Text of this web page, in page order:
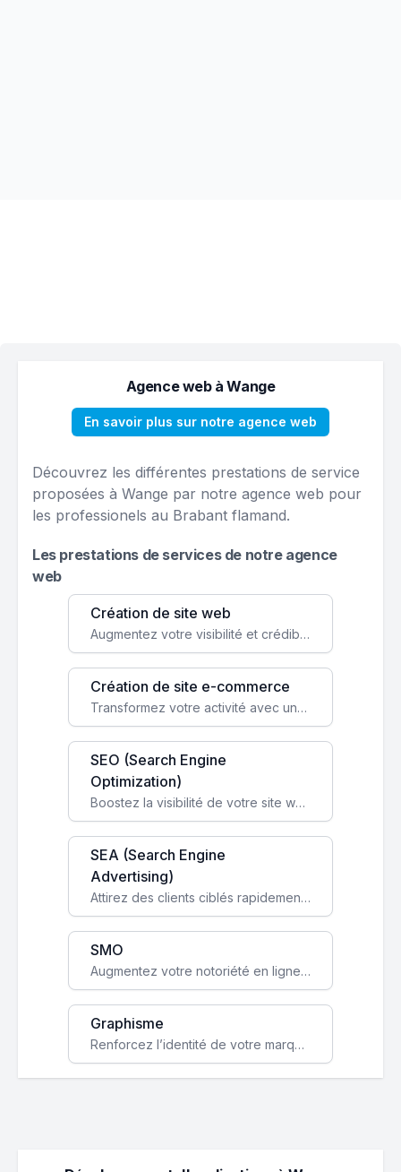
Agence web à Wange
En savoir plus sur notre agence web
Découvrez les différentes prestations de service
proposées à Wange par notre agence web pour
les professionels au Brabant flamand.
Les prestations de services de notre agence
web
Création de site web
Augmentez votre visibilité et crédibilité en ligne avec un site web performant, conçu pour attirer plus de clients.
Création de site e-commerce
Transformez votre activité avec une boutique en ligne, accessible à l'échelle mondiale 24/7.
SEO (Search Engine
Optimization)
Boostez la visibilité de votre site web sur Google et attirez du trafic qualifié grâce à nos stratégies SEO.
SEA (Search Engine
Advertising)
Attirez des clients ciblés rapidement avec des campagnes publicitaires payantes optimisées pour vos objectifs.
SMO
Augmentez votre notoriété en ligne et stimulez la croissance de votre entreprise grâce à une stratégie sociale sur mesure.
Graphisme
Renforcez l’identité de votre marque avec un design unique qui capte l’attention et engage vos clients.